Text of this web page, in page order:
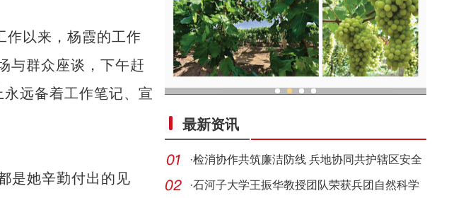
以来，杨霞的工作
与群众座谈，下午赶
远备着工作笔记、宣
是她辛勤付出的见
最新资讯
·检消协作共筑廉洁防线 兵地协同共护辖区安全
·石河子大学王振华教授团队荣获兵团自然科学